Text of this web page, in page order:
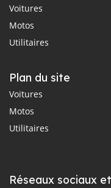
Voitures
Motos
Utilitaires
Plan du site
Voitures
Motos
Utilitaires
Réseaux sociaux